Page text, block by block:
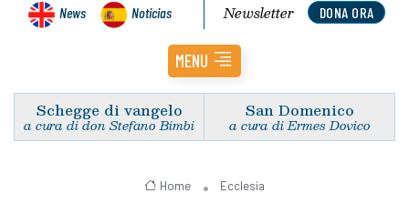
News Noticias DONA ORA
Newsletter
MENU
Schegge di vangelo
a cura di don Stefano Bimbi
San Domenico
a cura di Ermes Dovico
Home Ecclesia